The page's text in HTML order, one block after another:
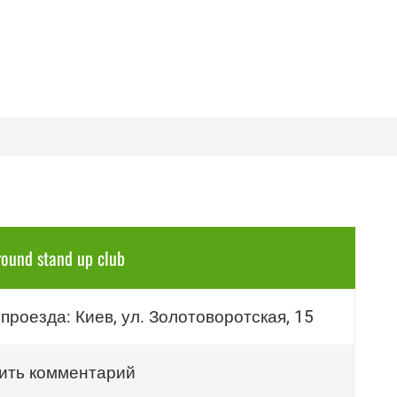
stand up club
Киев, ул. Золотоворотская, 15
комментарий